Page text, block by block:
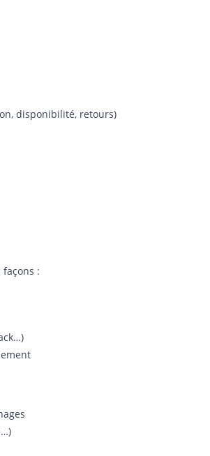
disponibilité, retours)
: